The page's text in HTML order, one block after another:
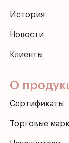
История
Новости
Клиенты
О
Сертификаты
Торговые